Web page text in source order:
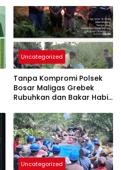
Uncategorized
Tanpa Kompromi Polsek
Bosar Maligas Grebek
Rubuhkan dan Bakar Habis
Perkadanfan Nagori Boluk
Uncategorized